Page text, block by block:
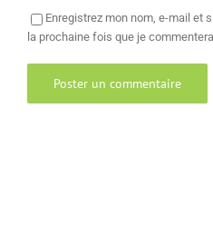
Enregistrez mon nom, e-mail et
la prochaine fois que je